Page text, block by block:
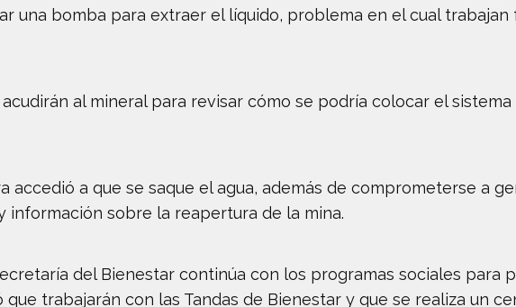
una bomba para extraer el líquido, problema en el cual
al mineral para revisar cómo se podría colocar el
accedió a que se saque el agua, además de comprometerse a
información sobre la reapertura de la mina.
del Bienestar continúa con los programas sociales para
que trabajarán con las Tandas de Bienestar y que se realiza un